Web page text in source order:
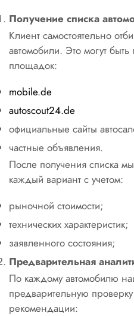
Получение списка
Клиент самостоятельно
автомобили. Это могут
площадок:
mobile.de
autoscout24.de
официальные сайты
частные объявления.
После получения списка
каждый вариант с учетом:
рыночной стоимости;
технических характеристик;
заявленного состояния;
Предварительная
По каждому автомобилю
предварительную
рекомендации: